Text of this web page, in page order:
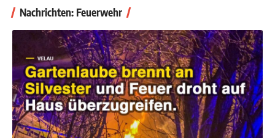
Nachrichten: Feuerwehr